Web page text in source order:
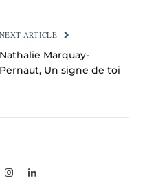
NEXT ARTICLE
Nathalie Marquay-
Pernaut, Un signe de toi
InstagramLinkedIn